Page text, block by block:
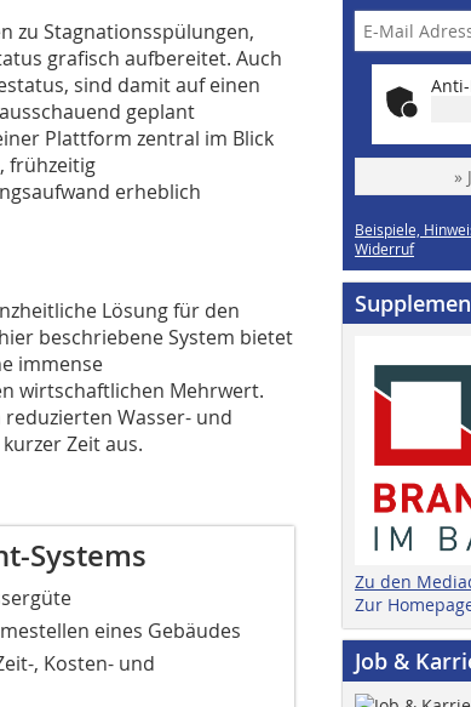
zu Stagnationsspülungen,
grafisch aufbereitet. Auch
sind damit auf einen
geplant
Plattform zentral im Blick
frühzeitig
erheblich
Lösung für den
beschriebene System bietet
immense
wirtschaftlichen Mehrwert.
Wasser- und
Zeit aus.
Systems
eines Gebäudes
, Kosten- und
»
Beispiele,
Widerruf
Zu den
Zur
Job &